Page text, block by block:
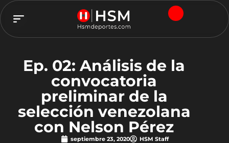
Ep. 02: Análisis de la
convocatoria
preliminar de la
selección venezolana
con Nelson Pérez
septiembre 23, 2020 HSM Staff